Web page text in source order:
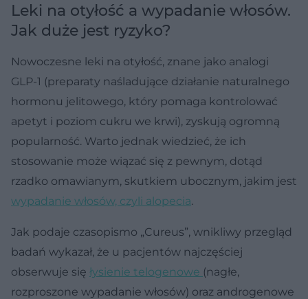
Leki na otyłość a wypadanie włosów.
Jak duże jest ryzyko?
Nowoczesne leki na otyłość, znane jako analogi
GLP-1 (preparaty naśladujące działanie naturalnego
hormonu jelitowego, który pomaga kontrolować
apetyt i poziom cukru we krwi), zyskują ogromną
popularność. Warto jednak wiedzieć, że ich
stosowanie może wiązać się z pewnym, dotąd
rzadko omawianym, skutkiem ubocznym, jakim jest
wypadanie włosów, czyli alopecia.
Jak podaje czasopismo „Cureus”, wnikliwy przegląd
badań wykazał, że u pacjentów najczęściej
obserwuje się łysienie telogenowe (nagłe,
rozproszone wypadanie włosów) oraz androgenowe